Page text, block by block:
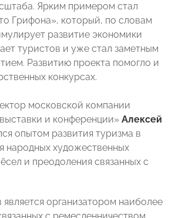
Ярким примером стал
Грифона», который, по словам
развитие экономики
туристов и уже стал заметным
Развитию проекта помогло и
конкурсах.
московской компании
и конференции» Алексей
опытом развития туризма в
народных художественных
и преодоления связанных с
организатором наиболее